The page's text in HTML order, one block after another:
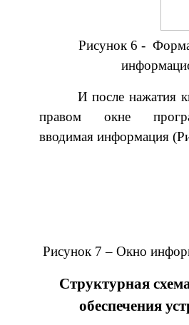
Рисунок 6 - Форма
И после нажатия
правом окне
вводимая информация
Рисунок 7 – Окно
Структурная
обеспечения